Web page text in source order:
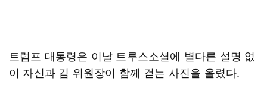
트럼프 대통령은 이날 트루스소셜에 별다른 설명 없
이 자신과 김 위원장이 함께 걷는 사진을 올렸다.